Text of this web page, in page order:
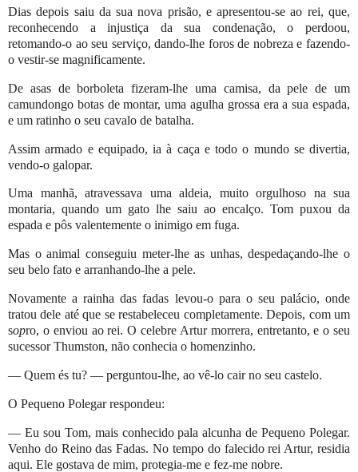
Dias depois saiu da sua nova prisão, e apresentou-se ao rei, que,
reconhecendo a injustiça da sua condenação, o perdoou,
retomando-o ao seu serviço, dando-lhe foros de nobreza e fazendo-
o vestir-se magnificamente.
De asas de borboleta fizeram-lhe uma camisa, da pele de um
camundongo botas de montar, uma agulha grossa era a sua espada,
e um ratinho o seu cavalo de batalha.
Assim armado e equipado, ia à caça e todo o mundo se divertia,
vendo-o galopar.
Uma manhã, atravessava uma aldeia, muito orgulhoso na sua
montaria, quando um gato lhe saiu ao encalço. Tom puxou da
espada e pôs valentemente o inimigo em fuga.
Mas o animal conseguiu meter-lhe as unhas, despedaçando-lhe o
seu belo fato e arranhando-lhe a pele.
Novamente a rainha das fadas levou-o para o seu palácio, onde
tratou dele até que se restabeleceu completamente. Depois, com um
sopro, o enviou ao rei. O celebre Artur morrera, entretanto, e o seu
sucessor Thumston, não conhecia o homenzinho.
— Quem és tu? — perguntou-lhe, ao vê-lo cair no seu castelo.
O Pequeno Polegar respondeu:
— Eu sou Tom, mais conhecido pala alcunha de Pequeno Polegar.
Venho do Reino das Fadas. No tempo do falecido rei Artur, residia
aqui. Ele gostava de mim, protegia-me e fez-me nobre.